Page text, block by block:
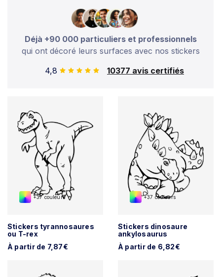
Déjà +90 000 particuliers et professionnels
qui ont décoré leurs surfaces avec nos stickers
4,8
10377 avis certifiés
+37 couleurs
Stickers tyrannosaures
ou T-rex
À partir de 7,87€
+37 couleurs
Stickers dinosaure
ankylosaurus
À partir de 6,82€